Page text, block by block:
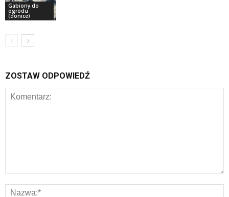
Gabiony do
ogrodu
(donice)
ZOSTAW ODPOWIEDŹ